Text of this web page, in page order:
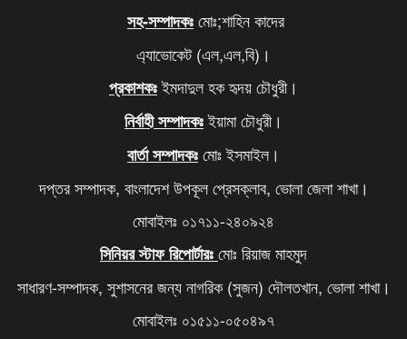
সহ-সম্পাদকঃমোঃ;শাহিন কাদের
এ্যাভোকেট (এল,এল,বি)।
প্রকাশকঃইমদাদুল হক হৃদয় চৌধুরী।
নির্বাহী সম্পাদকঃইয়ামা চৌধুরী।
বার্তা সম্পাদকঃমোঃ ইসমাইল।
দপ্তর সম্পাদক, বাংলাদেশ উপকূল প্রেসক্লাব, ভোলা জেলা শাখা।
মোবাইলঃ ০১৭১১-২৪০৯২৪
সিনিয়র স্টাফ রিপোর্টারঃমোঃ রিয়াজ মাহমুদ
সাধারণ-সম্পাদক, সুশাসনের জন্য নাগরিক (সুজন) দৌলতখান, ভোলা শাখা।
মোবাইলঃ ০১৫১১-০৫০৪৯৭